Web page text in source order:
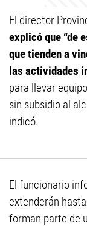
El director
explicó que “de
que tienden a
las actividades
para llevar
sin subsidio al
indicó.
El funcionario
extenderán
forman parte de